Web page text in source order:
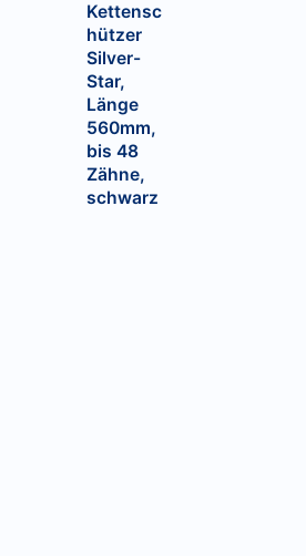
Kettensc
hützer
Silver-
Star,
Länge
560mm,
bis 48
Zähne,
schwarz